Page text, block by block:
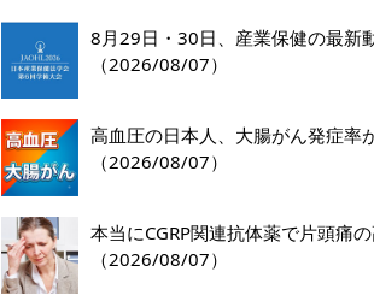
8月29日・30日、産業保健の最新
（2026/08/07）
高血圧の日本人、大腸がん発症率
（2026/08/07）
本当にCGRP関連抗体薬で片頭痛
（2026/08/07）